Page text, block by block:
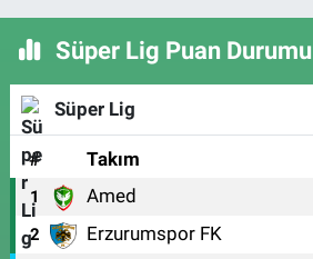
Süper Lig Puan Durumu
Süper Lig
# Takım
1 Amed
2 Erzurumspor FK